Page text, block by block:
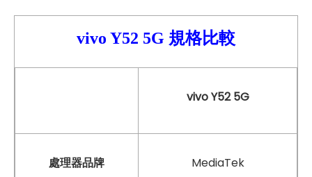
vivo Y52 5G 規格比較
vivo Y52 5G
處理器品牌 MediaTek